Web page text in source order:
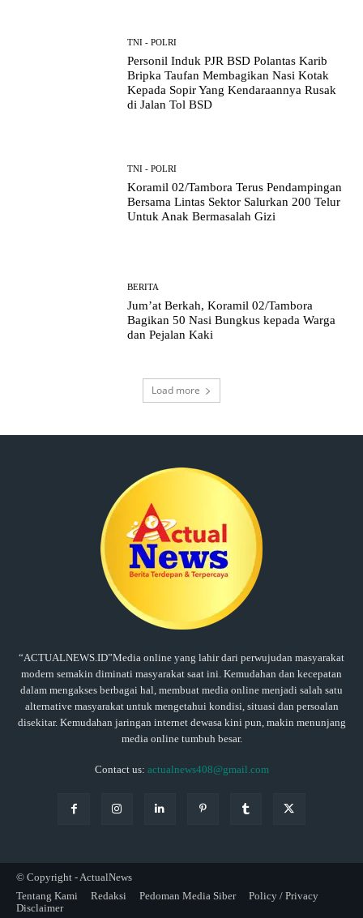
TNI - POLRI
Personil Induk PJR BSD Polantas Karib
Bripka Taufan Membagikan Nasi Kotak
Kepada Sopir Yang Kendaraannya Rusak
di Jalan Tol BSD
TNI - POLRI
Koramil 02/Tambora Terus Pendampingan
Bersama Lintas Sektor Salurkan 200 Telur
Untuk Anak Bermasalah Gizi
BERITA
Jum’at Berkah, Koramil 02/Tambora
Bagikan 50 Nasi Bungkus kepada Warga
dan Pejalan Kaki
Load more
“ACTUALNEWS.ID”Media online yang lahir dari perwujudan masyarakat
modern semakin diminati masyarakat saat ini. Kemudahan dan kecepatan
dalam mengakses berbagai hal, membuat media online menjadi salah satu
alternative masyarakat untuk mengetahui kondisi, situasi dan persoalan
disekitar. Kemudahan jaringan internet dewasa kini pun, makin menunjang
media online tumbuh besar.
Contact us: actualnews408@gmail.com
© Copyright - ActualNews
Tentang Kami
Redaksi Pedoman Media Siber
Policy / Privacy
Disclaimer